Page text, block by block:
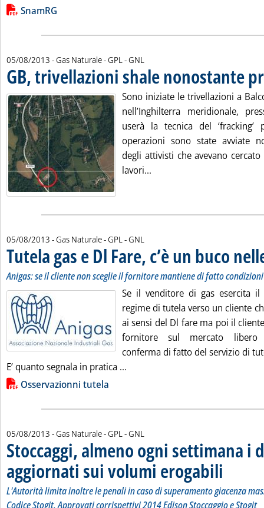
Leggi tutta la notizia: 'Bilancio quotidiano del gas
Lista allegati PDF alla notizia
SnamRG
05/08/2013 - Gas Naturale - GPL - GNL
GB, trivellazioni shale nonostante
Sono iniziate le trivellazioni a
nell’Inghilterra meridionale,
userà la tecnica del
operazioni sono state avviate
degli attivisti che avevano
lavori...
05/08/2013 - Gas Naturale - GPL - GNL
Tutela gas e Dl Fare, c’è un buco
Anigas: se il cliente non sceglie il fornitore mantiene di fatto
Se il venditore di gas esercita
regime di tutela verso un cliente
ai sensi del Dl fare ma poi il
fornitore sul mercato libero
conferma di fatto del servizio di
E’ quanto segnala in pratica ...
Lista allegati PDF alla notizia
Osservazionni tutela
05/08/2013 - Gas Naturale - GPL - GNL
Stoccaggi, almeno ogni settimana i
aggiornati sui volumi erogabili
L'Autorità limita inoltre le penali in caso di superamento giacenza
Codice Stogit. Approvati corrispettivi 2014 Edison Stoccaggio e Stogit